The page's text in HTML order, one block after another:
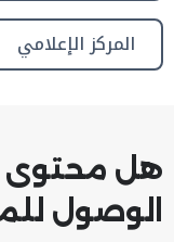
المركز الإعلامي
هل محتوى
الوصول